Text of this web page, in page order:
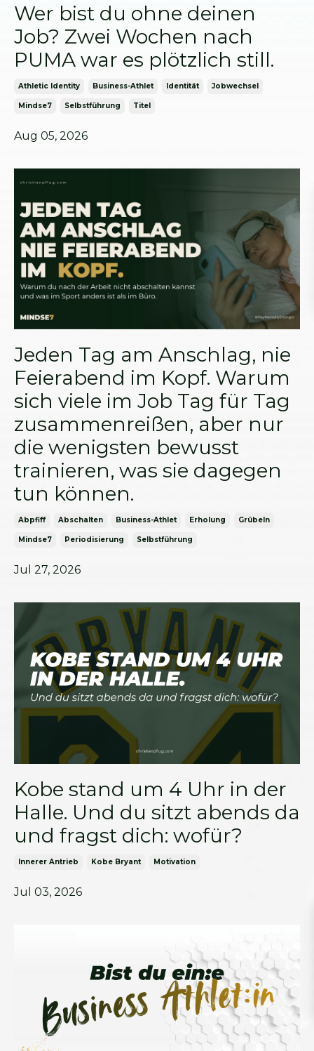
Wer bist du ohne deinen
Job? Zwei Wochen nach
PUMA war es plötzlich still.
Athletic Identity Business-Athlet Identität Jobwechsel
Mindse7 Selbstführung Titel
Aug 05, 2026
Jeden Tag am Anschlag, nie
Feierabend im Kopf. Warum
sich viele im Job Tag für Tag
zusammenreißen, aber nur
die wenigsten bewusst
trainieren, was sie dagegen
tun können.
Abpfiff Abschalten Business-Athlet Erholung Grübeln
Mindse7 Periodisierung Selbstführung
Jul 27, 2026
Kobe stand um 4 Uhr in der
Halle. Und du sitzt abends da
und fragst dich: wofür?
Innerer Antrieb Kobe Bryant Motivation
Jul 03, 2026